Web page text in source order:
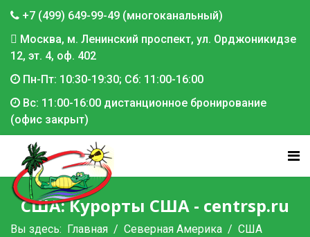
+7 (499) 649-99-49 (многоканальный)
Москва, м. Ленинский проспект, ул. Орджоникидзе
12, эт. 4, оф. 402
Пн-Пт: 10:30-19:30; Сб: 11:00-16:00
Вс: 11:00-16:00 дистанционное бронирование
(офис закрыт)
США: Курорты США - centrsp.ru
Вы здесь: Главная Северная Америка
США